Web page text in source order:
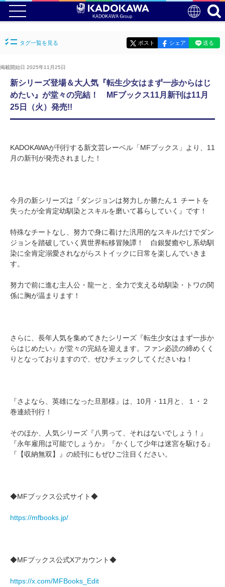
タグ一覧を見る ポスト シェア 送る
掲載開始日 2025年11月25日
新シリーズ登場＆大人気『転生少女はまず一歩からはじ
めたい』が堂々の完結！ MFブックス11月新刊は11月
25日（火）発売!!
KADOKAWAが刊行する新文芸レーベル「MFブックス」より、11
月の新刊が発売されました！
今月の新シリーズは『ダンジョンは努力しか勝たん１ チートを
失ったが全肯定幼馴染とスキルを磨いて暮らしていく』です！
特殊なチートなし、努力で身に着けた汎用的なスキルだけでダン
ジョンを踏破していく異世界転移冒険譚！ 白銀髪癒やし系幼馴
染に全肯定溺愛されながらストイックに日常を楽しんでいきま
す。
努力で前に進む主人公・龍一と、全力で支える幼馴染・トワの関
係に胸が温まります！
さらに、長年人気を集めてきたシリーズ『転生少女はまず一歩か
らはじめたい』が堂々の完結を迎えます。ファン必読の締めくく
りとなっておりますので、ぜひチェックしてくださいね！
『さよなら、英雄になった旦那様』は、10月・11月と、１・２
巻連続刊行！
そのほか、人気シリーズ『八男って、それはないでしょう！』
『永年雇用は可能でしょうか』『かくして少年は迷宮を駆ける』
『【収納無双】』の続刊にもぜひご注目ください。
◆MFブックス公式サイト◆
https://mfbooks.jp/
◆MFブックス公式Xアカウント◆
https://x.com/MFBooks_Edit